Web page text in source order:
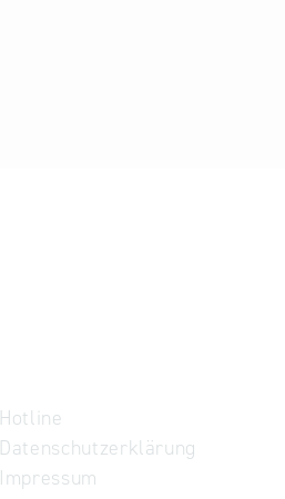
Hotline
Datenschutzerklärung
Impressum